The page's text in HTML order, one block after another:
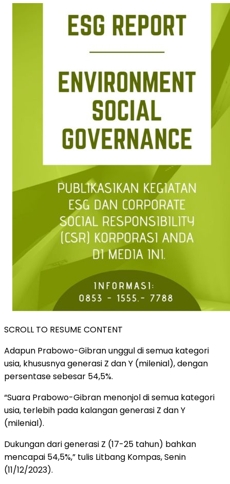
SCROLL TO RESUME CONTENT
Adapun Prabowo-Gibran unggul di semua kategori
usia, khususnya generasi Z dan Y (milenial), dengan
persentase sebesar 54,5%.
“Suara Prabowo-Gibran menonjol di semua kategori
usia, terlebih pada kalangan generasi Z dan Y
(milenial).
Dukungan dari generasi Z (17-25 tahun) bahkan
mencapai 54,5%,” tulis Litbang Kompas, Senin
(11/12/2023).